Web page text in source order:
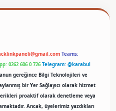
Teams:
0262 606 0 726 Telegram: @karabul
gereğince Bilgi Teknolojileri ve
bir Yer Sağlayıcı olarak hizmet
proaktif olarak denetleme veya
Ancak, üyelerimiz yazdıkları